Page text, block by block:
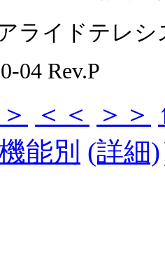
アライドテレ
04 Rev.P
＜＜ ＞＞
能別 (詳細)